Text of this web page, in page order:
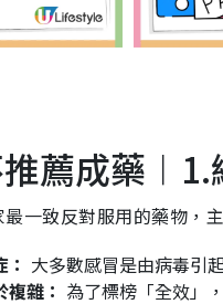
薦成藥
一致反對服用的藥物，
大多數感冒是由病毒引
雜： 為了標榜「全效」